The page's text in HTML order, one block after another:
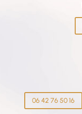
06 42 76 50 16